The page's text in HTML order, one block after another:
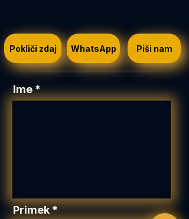
Pokliči zdaj WhatsApp Piši nam
Ime
Primek